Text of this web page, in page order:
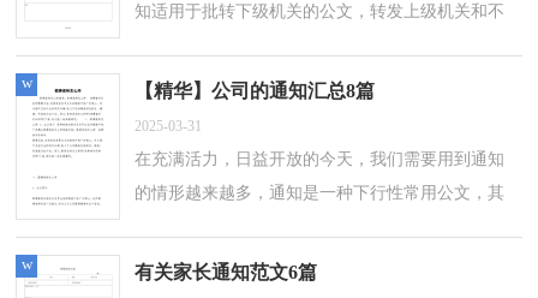
知适用于批转下级机关的公文，转发上级机关和不
是小编为大家整理的上班时间通知4篇，欢...
【精华】公司的通知汇总8篇
2025-03-31
在充满活力，日益开放的今天，我们需要用到通知
的情形越来越多，通知是一种下行性常用公文，其
公度文，布置工作、传达事项等。相信写通知...
w
有关家长通知范文6篇
w